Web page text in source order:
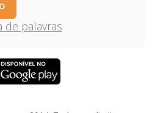
de palavras